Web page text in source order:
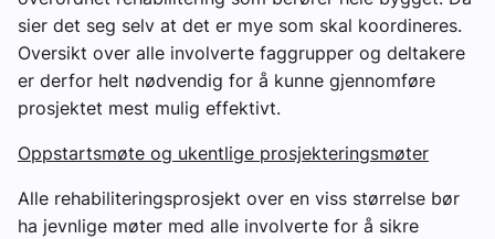
sier det seg selv at det er mye som skal koordineres.
Oversikt over alle involverte faggrupper og deltakere
er derfor helt nødvendig for å kunne gjennomføre
prosjektet mest mulig effektivt.
Oppstartsmøte og ukentlige prosjekteringsmøter
Alle rehabiliteringsprosjekt over en viss størrelse bør
ha jevnlige møter med alle involverte for å sikre